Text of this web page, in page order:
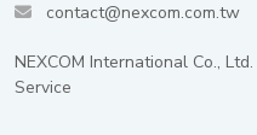
contact@nexcom.com.tw
NEXCOM International Co., Ltd.
Service